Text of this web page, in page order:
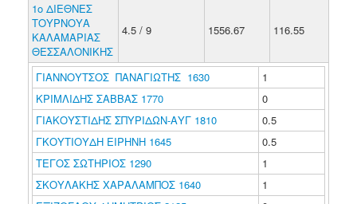
1ο ΔΙΕΘΝΕΣ
ΤΟΥΡΝΟΥΑ
ΚΑΛΑΜΑΡΙΑΣ
ΘΕΣΣΑΛΟΝΙΚΗΣ
4.5 / 9 1556.67 116.55
ΓΙΑΝΝΟΥΤΣΟΣ ΠΑΝΑΓΙΩΤΗΣ 1630
1
ΚΡΙΜΛΙΔΗΣ ΣΑΒΒΑΣ 1770
0
ΓΙΑΚΟΥΣΤΙΔΗΣ ΣΠΥΡΙΔΩΝ-ΑΥΓ 1810
0.5
ΓΚΟΥΤΙΟΥΔΗ ΕΙΡΗΝΗ 1645
0.5
ΤΕΓΟΣ ΣΩΤΗΡΙΟΣ 1290
1
ΣΚΟΥΛΑΚΗΣ ΧΑΡΑΛΑΜΠΟΣ 1640
1